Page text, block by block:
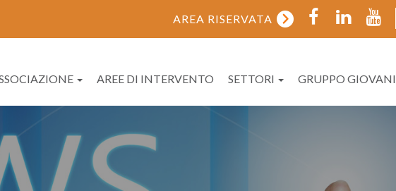
AREA RISERVATA
AREE DI INTERVENTO SETTORI GRUPPO GIOVANI